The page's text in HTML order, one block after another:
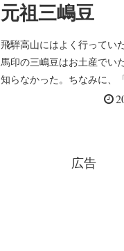
元祖三嶋豆
飛騨高山にはよく行ってい
馬印の三嶋豆はお土産でい
知らなかった。ちなみに、
広告